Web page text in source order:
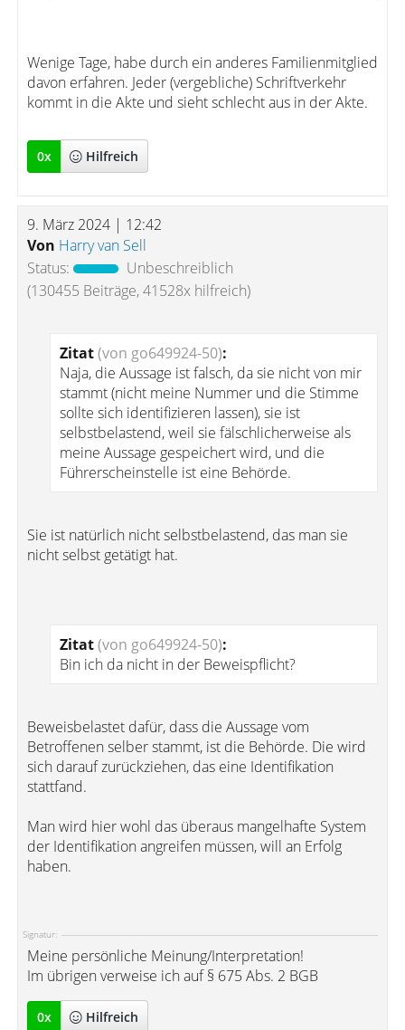
Wenige Tage, habe durch ein anderes Familienmitglied
davon erfahren. Jeder (vergebliche) Schriftverkehr
kommt in die Akte und sieht schlecht aus in der Akte.
0x Hilfreich
9. März 2024 | 12:42
Von Harry van Sell
Status:
Unbeschreiblich
(130455 Beiträge, 41528x hilfreich)
Zitat(von go649924-50):
Naja, die Aussage ist falsch, da sie nicht von mir
stammt (nicht meine Nummer und die Stimme
sollte sich identifizieren lassen), sie ist
selbstbelastend, weil sie fälschlicherweise als
meine Aussage gespeichert wird, und die
Führerscheinstelle ist eine Behörde.
Sie ist natürlich nicht selbstbelastend, das man sie
nicht selbst getätigt hat.
Zitat(von go649924-50):
Bin ich da nicht in der Beweispflicht?
Beweisbelastet dafür, dass die Aussage vom
Betroffenen selber stammt, ist die Behörde. Die wird
sich darauf zurückziehen, das eine Identifikation
stattfand.
Man wird hier wohl das überaus mangelhafte System
der Identifikation angreifen müssen, will an Erfolg
haben.
Signatur:
Meine persönliche Meinung/Interpretation!
Im übrigen verweise ich auf § 675 Abs. 2 BGB
0x Hilfreich